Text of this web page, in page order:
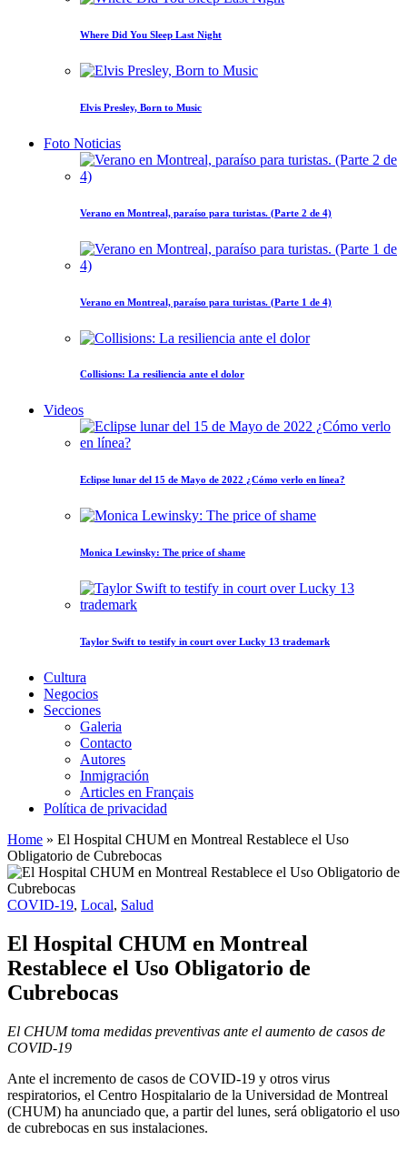
Where Did You Sleep Last Night
Elvis Presley, Born to Music
Foto Noticias
Verano en Montreal, paraíso para turistas. (Parte 2 de 4)
Verano en Montreal, paraíso para turistas. (Parte 1 de 4)
Collisions: La resiliencia ante el dolor
Videos
Eclipse lunar del 15 de Mayo de 2022 ¿Cómo verlo en línea?
Monica Lewinsky: The price of shame
Taylor Swift to testify in court over Lucky 13 trademark
Cultura
Negocios
Secciones
Galeria
Contacto
Autores
Inmigración
Articles en Français
Política de privacidad
Home » El Hospital CHUM en Montreal Restablece el Uso
Obligatorio de Cubrebocas
COVID-19, Local, Salud
El Hospital CHUM en Montreal
Restablece el Uso Obligatorio de
Cubrebocas
El CHUM toma medidas preventivas ante el aumento de casos de
COVID-19
Ante el incremento de casos de COVID-19 y otros virus
respiratorios, el Centro Hospitalario de la Universidad de Montreal
(CHUM) ha anunciado que, a partir del lunes, será obligatorio el uso
de cubrebocas en sus instalaciones.